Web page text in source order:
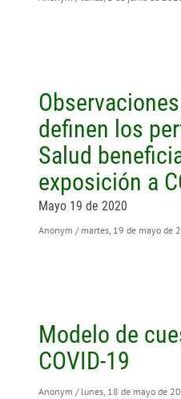
definen los
Salud
exposición a
Mayo 19 de 2020
Anonym / martes, 19 de mayo de
Modelo de
COVID-19
Anonym / lunes, 18 de mayo de